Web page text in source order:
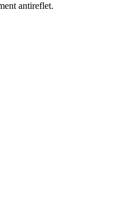
antireflet.